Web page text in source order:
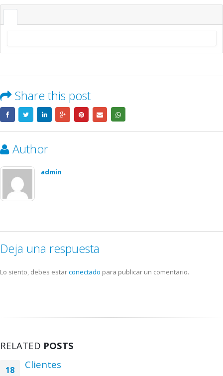
Share this post
Author
admin
Deja una respuesta
Lo siento, debes estarconectado para publicar un comentario.
RELATED POSTS
18 Clientes